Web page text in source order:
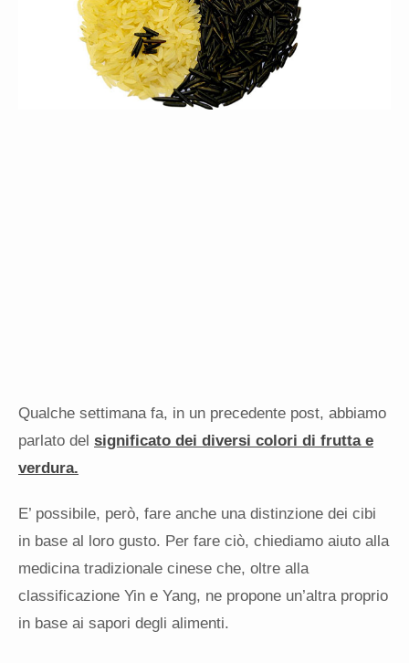
Qualche settimana fa, in un precedente post, abbiamo
parlato del significato dei diversi colori di frutta e
verdura.
E’ possibile, però, fare anche una distinzione dei cibi
in base al loro gusto. Per fare ciò, chiediamo aiuto alla
medicina tradizionale cinese che, oltre alla
classificazione Yin e Yang, ne propone un’altra proprio
in base ai sapori degli alimenti.